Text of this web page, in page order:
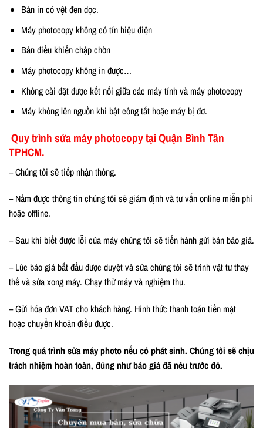
Bản in có vệt đen dọc.
Máy photocopy không có tín hiệu điện
Bản điều khiển chập chờn
Máy photocopy không in được…
Không cài đặt được kết nối giữa các máy tính và máy photocopy
Máy không lên nguồn khi bật công tắt hoặc máy bị đơ.
Quy trình sửa máy photocopy tại Quận Bình Tân
TPHCM.
– Chúng tôi sẽ tiếp nhận thông.
– Nắm được thông tin chúng tôi sẽ giám định và tư vấn online miễn phí
hoặc offline.
– Sau khi biết được lỗi của máy chúng tôi sẽ tiến hành gửi bản báo giá.
– Lúc báo giá bắt đầu được duyệt và sửa chúng tôi sẽ trình vật tư thay
thế và sửa xong máy. Chạy thử máy và nghiệm thu.
– Gửi hóa đơn VAT cho khách hàng. Hình thức thanh toán tiền mặt
hoặc chuyển khoản điều được.
Trong quá trình sửa máy photo nếu có phát sinh. Chúng tôi sẽ chịu
trách nhiệm hoàn toàn, đúng như báo giá đã nêu trước đó.